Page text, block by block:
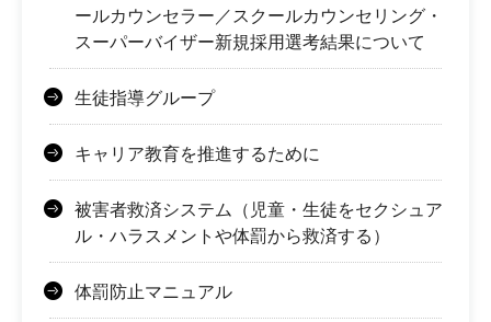
ールカウンセラー／スクールカウンセリング・
スーパーバイザー新規採用選考結果について
生徒指導グループ
キャリア教育を推進するために
被害者救済システム（児童・生徒をセクシュア
ル・ハラスメントや体罰から救済する）
体罰防止マニュアル